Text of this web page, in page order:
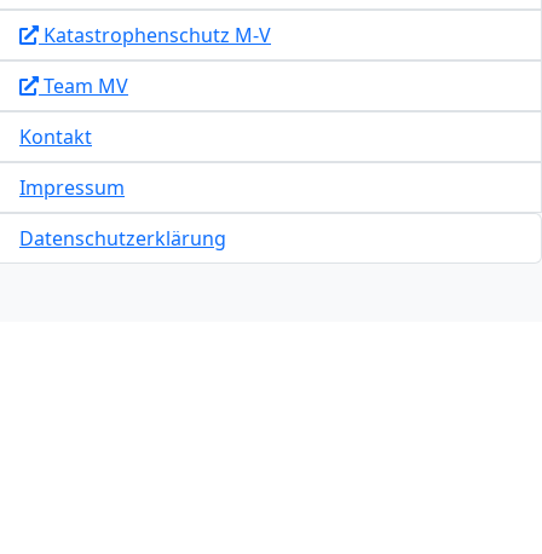
Katastrophenschutz M-V
Team MV
Kontakt
Impressum
Datenschutzerklärung